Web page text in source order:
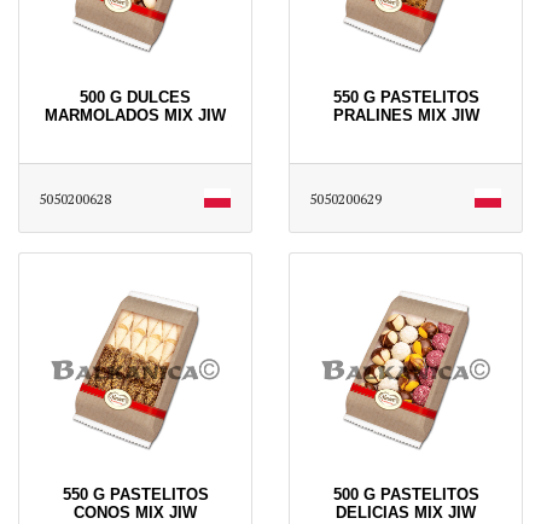
500 G DULCES
MARMOLADOS MIX JIW
5050200628
550 G PASTELITOS
PRALINES MIX JIW
5050200629
550 G PASTELITOS
CONOS MIX JIW
500 G PASTELITOS
DELICIAS MIX JIW